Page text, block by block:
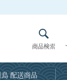
商品検索
配送商品